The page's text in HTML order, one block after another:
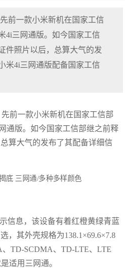
前一款小米新机在国家工信
4i三网通版。如今国家工信
件照片以后，总算大气的发
米4i三网通版配备国家工信
先前一款小米新机在国家工信部
通版。如今国家工信部继之前释
算大气的发布了其配备详细信
信息，该设备有着红橙黄绿青蓝
，其外壳规格为138.1×69.6×7.8
TD-SCDMA、TD-LTE、LTE
适用三网通。